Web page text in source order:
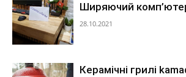
Ширяючий
28.10.2021
Керамічні грилі